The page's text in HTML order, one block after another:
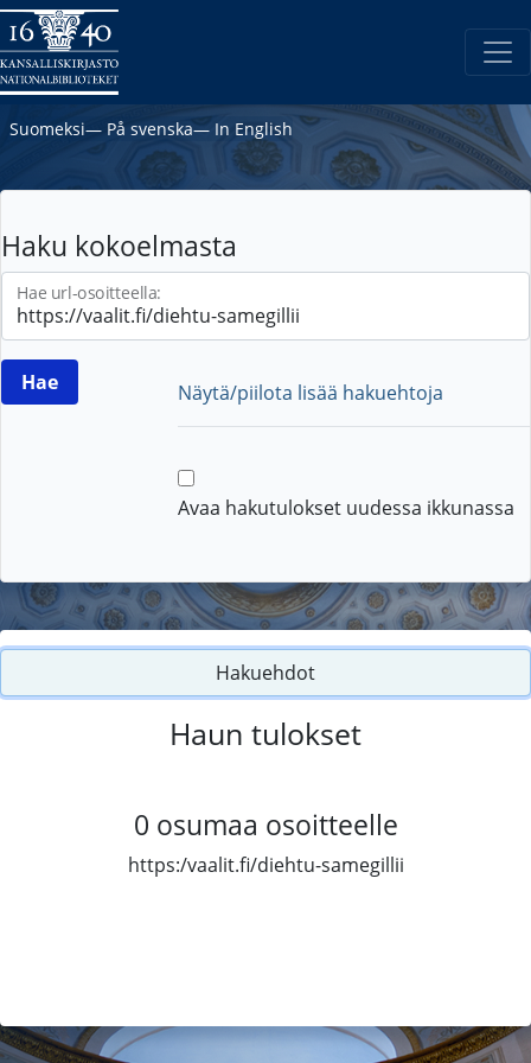
Suomeksi― På svenska― In English
Haku kokoelmasta
Hae url-osoitteella:
Näytä/piilota lisää hakuehtoja
Avaa hakutulokset uudessa ikkunassa
Hakuehdot
Haun tulokset
0 osumaa osoitteelle
https:/vaalit.fi/diehtu-samegillii